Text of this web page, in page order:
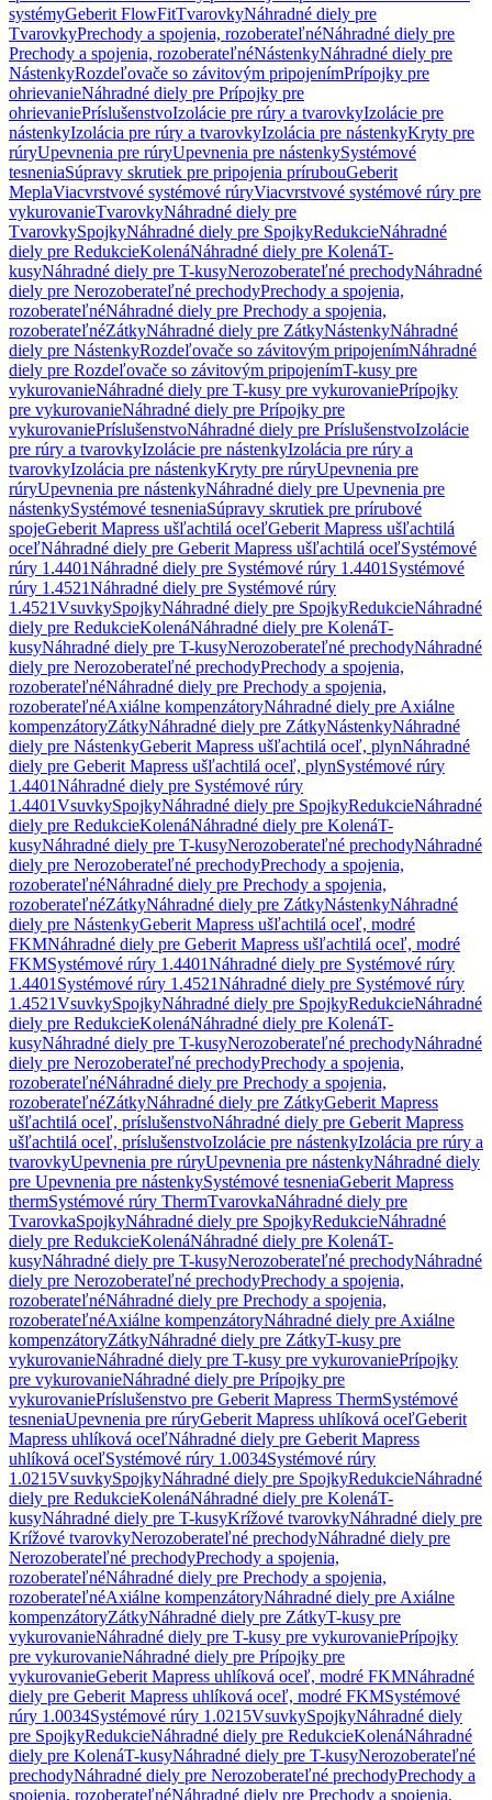
systémyGeberit FlowFitTvarovkyNáhradné diely pre
TvarovkyPrechody a spojenia, rozoberateľnéNáhradné diely pre
Prechody a spojenia, rozoberateľnéNástenkyNáhradné diely pre
NástenkyRozdeľovače so závitovým pripojenímPrípojky pre
ohrievanieNáhradné diely pre Prípojky pre
ohrievaniePríslušenstvoIzolácie pre rúry a tvarovkyIzolácie pre
nástenkyIzolácia pre rúry a tvarovkyIzolácia pre nástenkyKryty pre
rúryUpevnenia pre rúryUpevnenia pre nástenkySystémové
tesneniaSúpravy skrutiek pre pripojenia prírubouGeberit
MeplaViacvrstvové systémové rúryViacvrstvové systémové rúry pre
vykurovanieTvarovkyNáhradné diely pre
TvarovkySpojkyNáhradné diely pre SpojkyRedukcieNáhradné
diely pre RedukcieKolenáNáhradné diely pre KolenáT-
kusyNáhradné diely pre T-kusyNerozoberateľné prechodyNáhradné
diely pre Nerozoberateľné prechodyPrechody a spojenia,
rozoberateľnéNáhradné diely pre Prechody a spojenia,
rozoberateľnéZátkyNáhradné diely pre ZátkyNástenkyNáhradné
diely pre NástenkyRozdeľovače so závitovým pripojenímNáhradné
diely pre Rozdeľovače so závitovým pripojenímT-kusy pre
vykurovanieNáhradné diely pre T-kusy pre vykurovaniePrípojky
pre vykurovanieNáhradné diely pre Prípojky pre
vykurovaniePríslušenstvoNáhradné diely pre PríslušenstvoIzolácie
pre rúry a tvarovkyIzolácie pre nástenkyIzolácia pre rúry a
tvarovkyIzolácia pre nástenkyKryty pre rúryUpevnenia pre
rúryUpevnenia pre nástenkyNáhradné diely pre Upevnenia pre
nástenkySystémové tesneniaSúpravy skrutiek pre prírubové
spojeGeberit Mapress ušľachtilá oceľGeberit Mapress ušľachtilá
oceľNáhradné diely pre Geberit Mapress ušľachtilá oceľSystémové
rúry 1.4401Náhradné diely pre Systémové rúry 1.4401 Systémové
rúry 1.4521Náhradné diely pre Systémové rúry
1.4521VsuvkySpojkyNáhradné diely pre SpojkyRedukcieNáhradné
diely pre RedukcieKolenáNáhradné diely pre KolenáT-
kusyNáhradné diely pre T-kusyNerozoberateľné prechodyNáhradné
diely pre Nerozoberateľné prechodyPrechody a spojenia,
rozoberateľnéNáhradné diely pre Prechody a spojenia,
rozoberateľnéAxiálne kompenzátoryNáhradné diely pre Axiálne
kompenzátoryZátkyNáhradné diely pre ZátkyNástenkyNáhradné
diely pre NástenkyGeberit Mapress ušľachtilá oceľ, plynNáhradné
diely pre Geberit Mapress ušľachtilá oceľ, plynSystémové rúry
1.4401Náhradné diely pre Systémové rúry
1.4401VsuvkySpojkyNáhradné diely pre SpojkyRedukcieNáhradné
diely pre RedukcieKolenáNáhradné diely pre KolenáT-
kusyNáhradné diely pre T-kusyNerozoberateľné prechodyNáhradné
diely pre Nerozoberateľné prechodyPrechody a spojenia,
rozoberateľnéNáhradné diely pre Prechody a spojenia,
rozoberateľnéZátkyNáhradné diely pre ZátkyNástenkyNáhradné
diely pre NástenkyGeberit Mapress ušľachtilá oceľ, modré
FKMNáhradné diely pre Geberit Mapress ušľachtilá oceľ, modré
FKMSystémové rúry 1.4401Náhradné diely pre Systémové rúry
1.4401 Systémové rúry 1.4521Náhradné diely pre Systémové rúry
1.4521VsuvkySpojkyNáhradné diely pre SpojkyRedukcieNáhradné
diely pre RedukcieKolenáNáhradné diely pre KolenáT-
kusyNáhradné diely pre T-kusyNerozoberateľné prechodyNáhradné
diely pre Nerozoberateľné prechodyPrechody a spojenia,
rozoberateľnéNáhradné diely pre Prechody a spojenia,
rozoberateľnéZátkyNáhradné diely pre ZátkyGeberit Mapress
ušľachtilá oceľ, príslušenstvoNáhradné diely pre Geberit Mapress
ušľachtilá oceľ, príslušenstvoIzolácie pre nástenkyIzolácia pre rúry a
tvarovkyUpevnenia pre rúryUpevnenia pre nástenkyNáhradné diely
pre Upevnenia pre nástenkySystémové tesneniaGeberit Mapress
thermSystémové rúry ThermTvarovkaNáhradné diely pre
TvarovkaSpojkyNáhradné diely pre SpojkyRedukcieNáhradné
diely pre RedukcieKolenáNáhradné diely pre KolenáT-
kusyNáhradné diely pre T-kusyNerozoberateľné prechodyNáhradné
diely pre Nerozoberateľné prechodyPrechody a spojenia,
rozoberateľnéNáhradné diely pre Prechody a spojenia,
rozoberateľnéAxiálne kompenzátoryNáhradné diely pre Axiálne
kompenzátoryZátkyNáhradné diely pre ZátkyT-kusy pre
vykurovanieNáhradné diely pre T-kusy pre vykurovaniePrípojky
pre vykurovanieNáhradné diely pre Prípojky pre
vykurovaniePríslušenstvo pre Geberit Mapress ThermSystémové
tesneniaUpevnenia pre rúryGeberit Mapress uhlíková oceľGeberit
Mapress uhlíková oceľNáhradné diely pre Geberit Mapress
uhlíková oceľSystémové rúry 1.0034Systémové rúry
1.0215VsuvkySpojkyNáhradné diely pre SpojkyRedukcieNáhradné
diely pre RedukcieKolenáNáhradné diely pre KolenáT-
kusyNáhradné diely pre T-kusyKrížové tvarovkyNáhradné diely pre
Krížové tvarovkyNerozoberateľné prechodyNáhradné diely pre
Nerozoberateľné prechodyPrechody a spojenia,
rozoberateľnéNáhradné diely pre Prechody a spojenia,
rozoberateľnéAxiálne kompenzátoryNáhradné diely pre Axiálne
kompenzátoryZátkyNáhradné diely pre ZátkyT-kusy pre
vykurovanieNáhradné diely pre T-kusy pre vykurovaniePrípojky
pre vykurovanieNáhradné diely pre Prípojky pre
vykurovanieGeberit Mapress uhlíková oceľ, modré FKMNáhradné
diely pre Geberit Mapress uhlíková oceľ, modré FKMSystémové
rúry 1.0034Systémové rúry 1.0215VsuvkySpojkyNáhradné diely
pre SpojkyRedukcieNáhradné diely pre RedukcieKolenáNáhradné
diely pre KolenáT-kusyNáhradné diely pre T-kusyNerozoberateľné
prechodyNáhradné diely pre Nerozoberateľné prechodyPrechody a
spojenia, rozoberateľnéNáhradné diely pre Prechody a spojenia,